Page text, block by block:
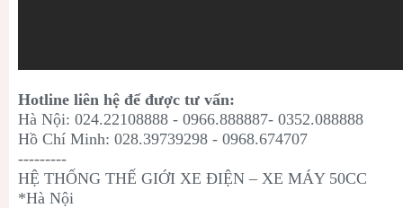
Hotline liên hệ để được tư vấn:
Hà Nội: 024.22108888 - 0966.888887- 0352.088888
Hồ Chí Minh: 028.39739298 - 0968.674707
---------
HỆ THỐNG THẾ GIỚI XE ĐIỆN – XE MÁY 50CC
*Hà Nội